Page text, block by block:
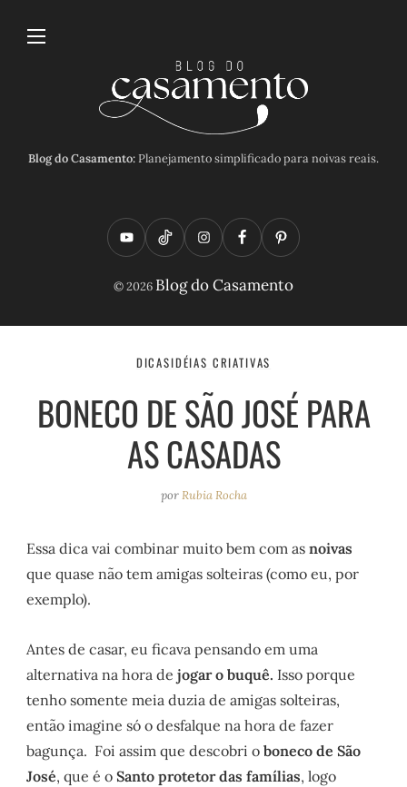
Blog do Casamento:Planejamento simplificado para noivas reais.
Y
o
t
T
i
t
o
I
n
t
a
r
a
m
F
a
e
b
k
P
i
t
e
t
© 2026 Blog do Casamento
DICASIDÉIAS CRIATIVAS
BONECO DE SÃO JOSÉ PARA
AS CASADAS
porRubia Rocha
Essa dica vai combinar muito bem com asnoivas
que quase não tem amigas solteiras (como eu, por
exemplo).
Antes de casar, eu ficava pensando em uma
alternativa na hora de jogar o buquê. Isso porque
tenho somente meia duzia de amigas solteiras,
então imagine só o desfalque na hora de fazer
bagunça. Foi assim que descobri oboneco de São
José, que é oSanto protetor das famílias, logo